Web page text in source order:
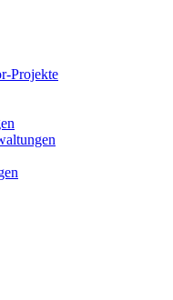
Projekte